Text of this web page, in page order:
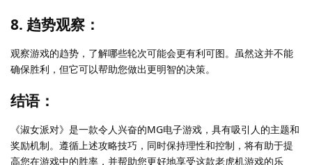
8. 趋势观察：
观察游戏的趋势，了解哪些轮次可能会更有利可图。虽然这并不能
确保胜利，但它可以帮助您做出更明智的决策。
结语：
《淑女派对》是一款令人兴奋的MG电子游戏，具有吸引人的主题和
奖励机制。遵循上述攻略技巧，同时保持理性和控制，将有助于提
高您在游戏中的胜率，并帮助您更好地享受这款老虎机游戏的乐